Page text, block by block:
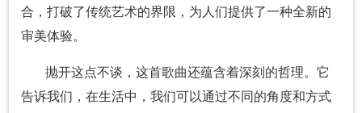
合，打破了传统艺术的界限，为人们提供了一种全新的
审美体验。
抛开这点不谈，这首歌曲还蕴含着深刻的哲理。它
告诉我们，在生活中，我们可以通过不同的角度和方式